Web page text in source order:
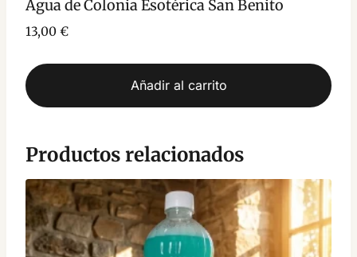
Agua de Colonia Esotérica San Benito
13,00 €
Añadir al carrito
Productos relacionados